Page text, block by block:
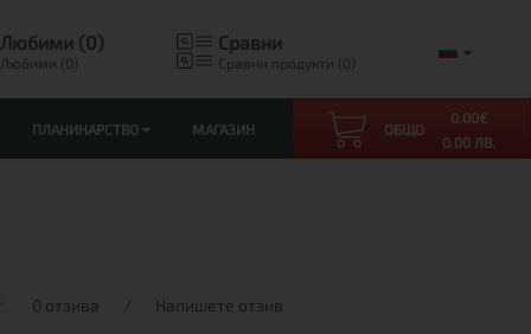
Любими (0)
Любими (0)
Сравни
Сравни продукти (0)
ПЛАНИНАРСТВО МАГАЗИН ОБЩО
0.00€
0.00 ЛВ.
0 отзива / Напишете отзив